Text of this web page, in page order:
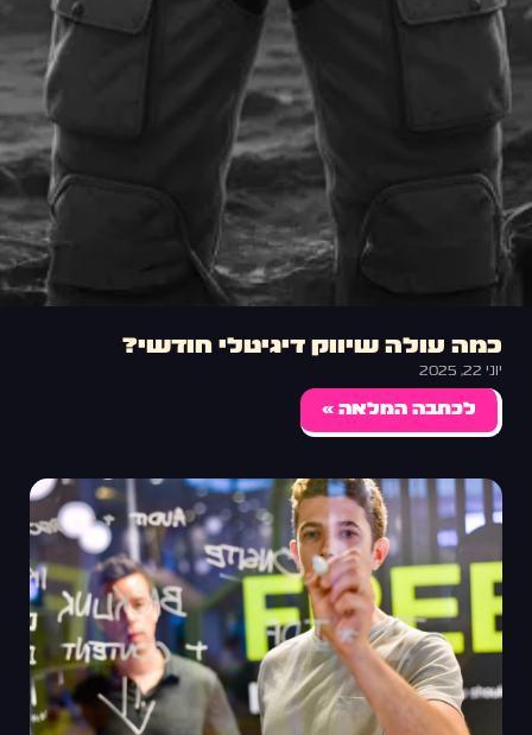
כמה עולה שיווק דיגיטלי חודשי?
יוני 22, 2025
לכתבה המלאה »